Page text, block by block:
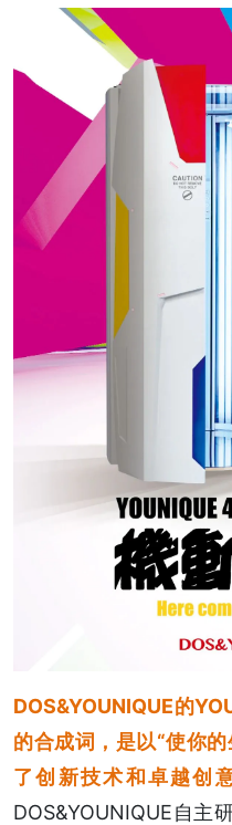
DOS&YOUNIQUE的
的合成词，是以“使你
了创新技术和卓越创
DOS&YOUNIQUE自主